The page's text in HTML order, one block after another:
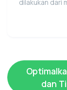
dilakukan dari
dan